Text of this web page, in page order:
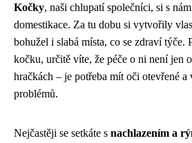
Kočky, naši chlupatí společníci, si s
domestikace. Za tu dobu si vytvořily
bohužel i slabá místa, co se zdraví týče.
kočku, určitě víte, že péče o ni není jen
hračkách – je potřeba mít oči otevřené a
problémů.
Nejčastěji se setkáte s nachlazením a